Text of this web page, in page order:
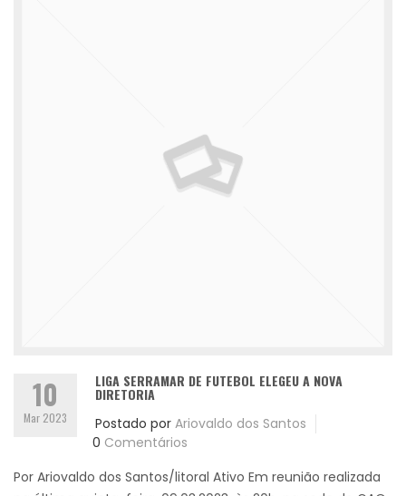
10
Mar 2023
LIGA SERRAMAR DE FUTEBOL ELEGEU A NOVA
DIRETORIA
Postado por Ariovaldo dos Santos
0 Comentários
Por Ariovaldo dos Santos/litoral Ativo Em reunião realizada